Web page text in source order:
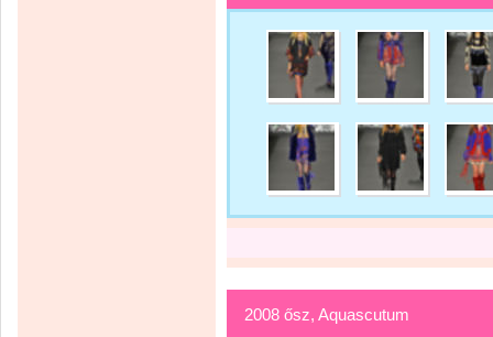
2008 ősz, Aquascutum